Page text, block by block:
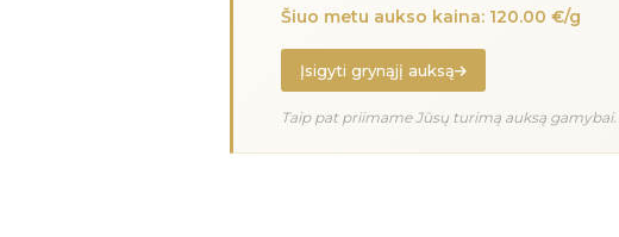
Šiuo metu aukso kaina: 120.00 €/g
Įsigyti grynąjį auksą
Taip pat priimame Jūsų turimą auksą gamybai.